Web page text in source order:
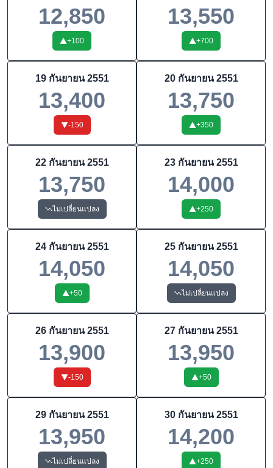
12,850
+100
13,550
+700
19 กันยายน 2551
13,400
-150
20 กันยายน 2551
13,750
+350
22 กันยายน 2551
13,750
ไม่เปลี่ยนแปลง
23 กันยายน 2551
14,000
+250
24 กันยายน 2551
14,050
+50
25 กันยายน 2551
14,050
ไม่เปลี่ยนแปลง
26 กันยายน 2551
13,900
-150
27 กันยายน 2551
13,950
+50
29 กันยายน 2551
13,950
ไม่เปลี่ยนแปลง
30 กันยายน 2551
14,200
+250